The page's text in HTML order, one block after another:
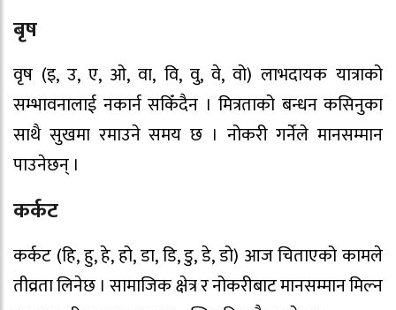
बृष
वृष (इ, उ, ए, ओ, वा, वि, वु, वे, वो) लाभदायक यात्राको
सम्भावनालाई नकार्न सकिँदैन । मित्रताको बन्धन कसिनुका
साथै सुखमा रमाउने समय छ । नोकरी गर्नेले मानसम्मान
पाउनेछन् ।
कर्कट
कर्कट (हि, हु, हे, हो, डा, डि, डु, डे, डो) आज चिताएको कामले
तीव्रता लिनेछ । सामाजिक क्षेत्र र नोकरीबाट मानसम्मान मिल्न